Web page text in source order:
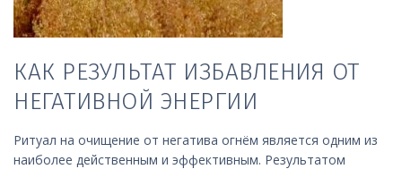
КАК РЕЗУЛЬТАТ ИЗБАВЛЕНИЯ ОТ
НЕГАТИВНОЙ ЭНЕРГИИ
Ритуал на очищение от негатива огнём является одним из
наиболее действенным и эффективным. Результатом